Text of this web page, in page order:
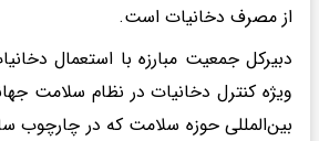
از مصرف دخانیات است.
دبیرکل جمعیت مبارزه با استعمال
ویژه کنترل دخانیات در نظام سلامت
بین‌المللی حوزه سلامت که در چارچوب